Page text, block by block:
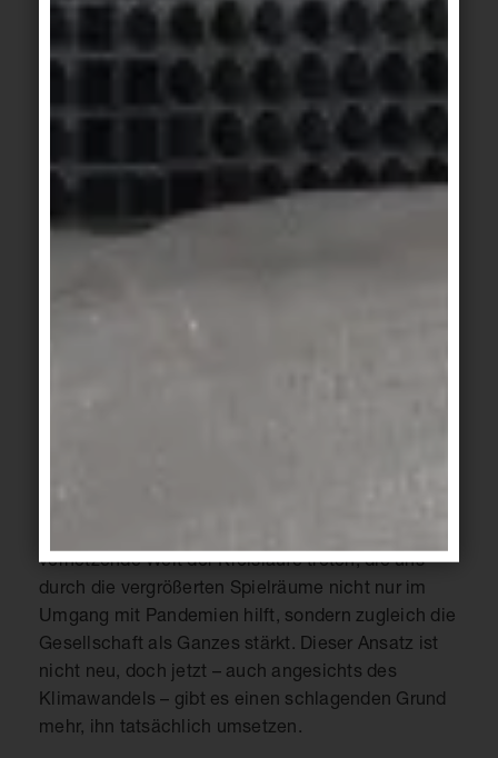
RESILIENZ
Welche Auswirkungen Titandioxid-Beschichtungen
auf das Corona-Virus haben, ist wissenschaftlich
noch nicht abschließend untersucht. Fest steht
allerdings, dass solche intelligenten
vernetzende Welt der Kreisläufe treten, die uns
durch die vergrößerten Spielräume nicht nur im
Umgang mit Pandemien hilft, sondern zugleich die
Gesellschaft als Ganzes stärkt. Dieser Ansatz ist
nicht neu, doch jetzt – auch angesichts des
Klimawandels – gibt es einen schlagenden Grund
mehr, ihn tatsächlich umsetzen.